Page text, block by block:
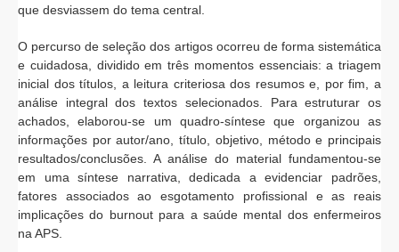
que desviassem do tema central.
O percurso de seleção dos artigos ocorreu de forma sistemática
e cuidadosa, dividido em três momentos essenciais: a triagem
inicial dos títulos, a leitura criteriosa dos resumos e, por fim, a
análise integral dos textos selecionados. Para estruturar os
achados, elaborou-se um quadro-síntese que organizou as
informações por autor/ano, título, objetivo, método e principais
resultados/conclusões. A análise do material fundamentou-se
em uma síntese narrativa, dedicada a evidenciar padrões,
fatores associados ao esgotamento profissional e as reais
implicações do burnout para a saúde mental dos enfermeiros
na APS.